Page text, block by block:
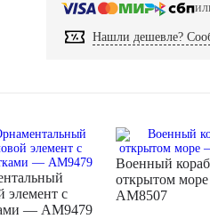
Нашли дешевле?
элемент с
— AM9479
Военный
открытом
AM8507